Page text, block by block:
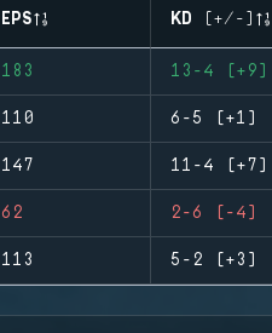
EPS KD (+/-)
183 13-4 (+9)
110 6-5 (+1)
147 11-4 (+7)
62 2-6 (-4)
113 5-2 (+3)